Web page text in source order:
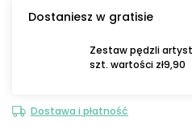
Dostaniesz w gratisie
Zestaw pędzli
szt. wartości zł9,90
Dostawa i płatność